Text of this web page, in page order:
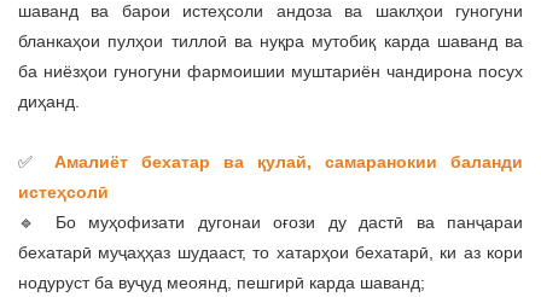
шаванд ва барои истеҳсоли андоза ва шаклҳои гуногуни
бланкаҳои пулҳои тиллоӣ ва нуқра мутобиқ карда шаванд ва
ба ниёзҳои гуногуни фармоишии муштариён чандирона посух
диҳанд.
✅ Амалиёт бехатар ва қулай, самаранокии баланди
истеҳсолӣ
🔹 Бо муҳофизати дугонаи оғози ду дастӣ ва панҷараи
бехатарӣ муҷаҳҳаз шудааст, то хатарҳои бехатарӣ, ки аз кори
нодуруст ба вуҷуд меоянд, пешгирӣ карда шаванд;